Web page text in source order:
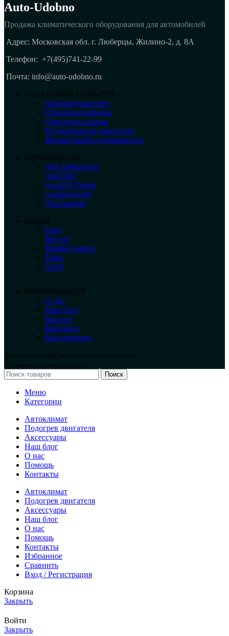
Auto-Udobno
Продажа климатического оборудования для автомобилей
Адрес: Московская обл. г. Люберцы, Жилино-2, д. 8A
Телефон: +7(495)741-22-99
Почта: info@auto-udobno.ru
КАТЕГОРИИ ТОВАРОВ
Автокондиционер
Отопитель кабины
Отопитель салона
Подогреватель двигателя
Жидкостный подогреватель
ПРИМЕНЕНИЕ
Для Ambertruck
Для DAF
для KIA Pregio
для Kenworth
Для Junfeng
БРЕНД
Frost
Meyvel
MobileComfort
Telair
А100
ИНФОРМАЦИЯ
О нас
Наш блог
Каталог
Контакты
Как оплатить
Интернет-магазин автоклиматических систем.
Принимаем все виды оплаты.
Поиск
Меню
Категории
Автоклимат
Подогрев двигателя
Аксессуары
Наш блог
О нас
Помощь
Контакты
Автоклимат
Подогрев двигателя
Аксессуары
Наш блог
О нас
Помощь
Контакты
Избранное
Сравнить
Вход / Регистрация
Корзина
Закрыть
Войти
Закрыть